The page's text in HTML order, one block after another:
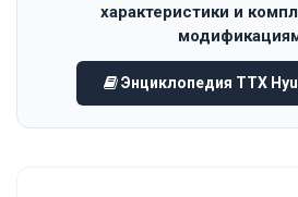
характеристики и
Энциклопедия ТТХ